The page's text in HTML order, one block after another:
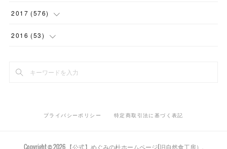
(2)
(3)
(9)
(19)
14)
(12)
(22
(17)
15)
(27)
(22
(32)
20)
(23)
(24
( 14)
33)
2017 (576)
(44
44)
37)
2016 (53)
20)
プライバシーポリシー 特定商取引法に基づく表記
Copyright ©2026 【公式】めぐみの杜ホームページ(旧自然食工房） .